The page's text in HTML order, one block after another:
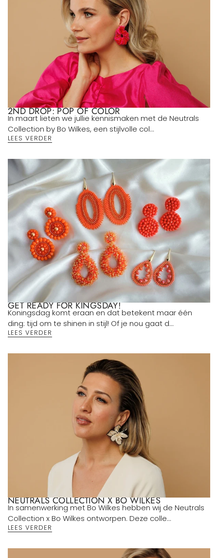
2ND DROP: POP OF COLOR
In maart lieten we jullie kennismaken met de Neutrals
Collection by Bo Wilkes, een stijlvolle col...
LEES VERDER
GET READY FOR KINGSDAY!
Koningsdag komt eraan en dat betekent maar één
ding: tijd om te shinen in stijl! Of je nou gaat d...
LEES VERDER
NEUTRALS COLLECTION X BO WILKES
In samenwerking met Bo Wilkes hebben wij de Neutrals
Collection x Bo Wilkes ontworpen. Deze colle...
LEES VERDER